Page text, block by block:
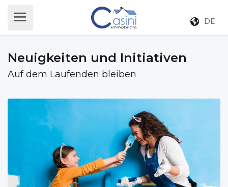
DE
Neuigkeiten und Initiativen
Auf dem Laufenden bleiben